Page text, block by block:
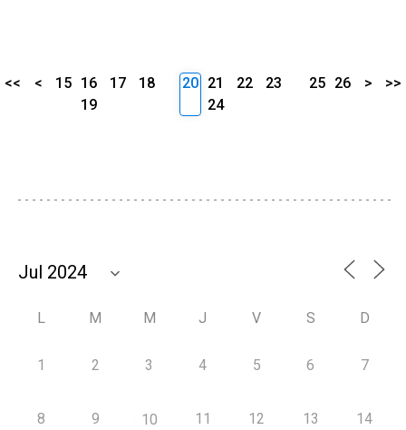
<< < 15 16 17
18
19
20 21 22
23
24
25 26 > >>
L M M J V S D
1 2 3 4 5 6 7
8 9 10 11 12 13 14